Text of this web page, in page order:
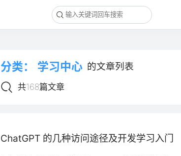
分类： 学习中心 的文章列表
共168篇文章
ChatGPT 的几种访问途径及开发学习入门